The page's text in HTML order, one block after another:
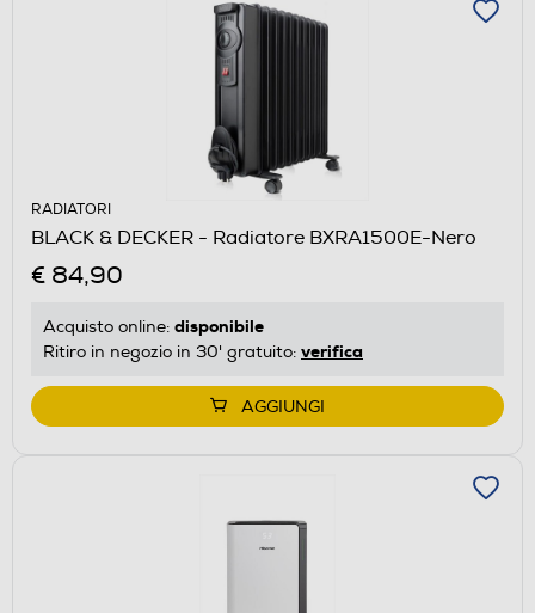
RADIATORI
BLACK & DECKER - Radiatore BXRA1500E-Nero
€ 84,90
Acquisto online: disponibile
Ritiro in negozio in 30' gratuito: verifica
AGGIUNGI